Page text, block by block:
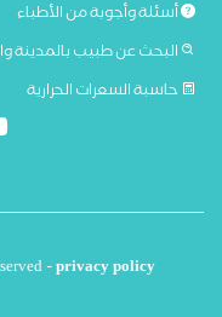
أسئلة وأجوبة من الأطباء
البحث عن طبيب بالمدينة
حاسبة السعرات الحرارية
-privacy policy